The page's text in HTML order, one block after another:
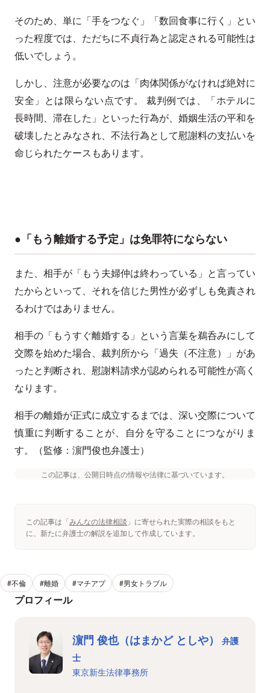
そのため、単に「手をつなぐ」「数回食事に行く」とい
った程度では、ただちに不貞行為と認定される可能性は
低いでしょう。
しかし、注意が必要なのは「肉体関係がなければ絶対に
安全」とは限らない点です。 裁判例では、「ホテルに
長時間、滞在した」といった行為が、婚姻生活の平和を
破壊したとみなされ、不法行為として慰謝料の支払いを
命じられたケースもあります。
●「もう離婚する予定」は免罪符にならない
また、相手が「もう夫婦仲は終わっている」と言ってい
たからといって、それを信じた男性が必ずしも免責され
るわけではありません。
相手の「もうすぐ離婚する」という言葉を鵜呑みにして
交際を始めた場合、裁判所から「過失（不注意）」があ
ったと判断され、慰謝料請求が認められる可能性が高く
なります。
相手の離婚が正式に成立するまでは、深い交際について
慎重に判断することが、自分を守ることにつながりま
す。（監修：濵門俊也弁護士）
この記事は、公開日時点の情報や法律に基づいています。
この記事は「みんなの法律相談 」に寄せられた実際の相談をもと
に、新たに弁護士の解説を追加して作成しています。
#不倫 #離婚 #マチアプ #男女トラブル
プロフィール
濵門 俊也（はまかど としや）
弁護
士
東京新生法律事務所